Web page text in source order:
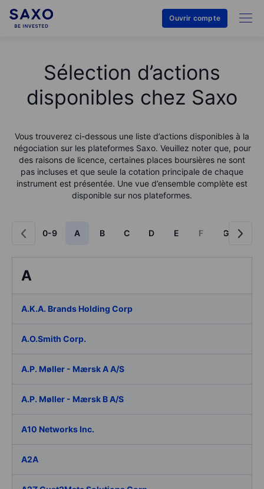
Ouvrir compte
Sélection d’actions
disponibles chez Saxo
Vous trouverez ci-dessous une liste d’actions disponibles à la
négociation sur les plateformes Saxo. Veuillez noter que, pour
des raisons de licence, certaines places boursières ne sont
pas incluses et que seule la cotation principale de chaque
instrument est présentée. Une vue d’ensemble complète est
disponible sur nos plateformes.
0-9 A B C D E F G
A
A.K.A. Brands Holding Corp
A.O.Smith Corp.
A.P. Møller - Mærsk A A/S
A.P. Møller - Mærsk B A/S
A10 Networks Inc.
A2A